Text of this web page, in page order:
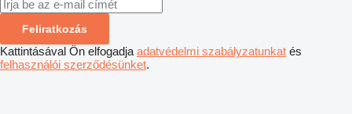
Feliratkozás
Kattintásával Ön elfogadja adatvédelmi szabályzatunkat és
felhasználói szerződésünket.